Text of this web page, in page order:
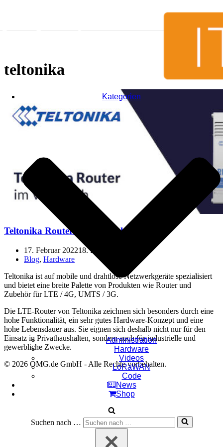
Kategorien
Administration
Hardware
Videos
LoRaWAN
Code
News
Shop
Suchen nach …
teltonika
Teltonika Router im Vergleich
17. Februar 202218. Februar 2022
Blog, Hardware
Teltonika ist auf mobile und drahtlose Netzwerkgeräte spezialisiert
und bietet eine breite Palette von Produkten wie Router und
Zubehör für LTE / 4G, UMTS / 3G.
Die LTE-Router von Teltonika zeichnen sich besonders durch eine
hohe Funktionalität, ein sehr gutes Hardware-Konzept und eine
hohe Lebensdauer aus. Sie eignen sich deshalb nicht nur für den
Einsatz in Privathaushalten, sondern auch für industrielle und
gewerbliche Zwecke.
© 2026 OMG.de GmbH - Alle Rechte vorbehalten.